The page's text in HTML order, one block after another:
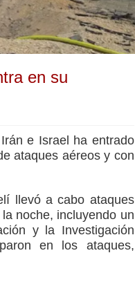
en su
e Israel ha entrado
ataques aéreos y con
llevó a cabo ataques
noche, incluyendo un
y la Investigación
en los ataques,